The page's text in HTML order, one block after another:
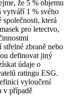
že 5 % objemu
vytváří 1 % svého
která
pro letectvo,
zbraně nebo
definovat jiný
údaje o
ratingu ESG.
vyloučení
v případě